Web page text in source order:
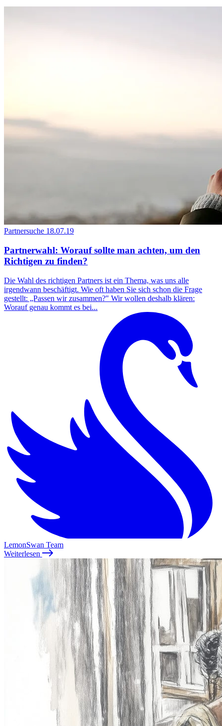
Partnersuche 18.07.19
Partnerwahl: Worauf sollte man achten, um den
Richtigen zu finden?
Die Wahl des richtigen Partners ist ein Thema, was uns alle
irgendwann beschäftigt. Wie oft haben Sie sich schon die Frage
gestellt: „Passen wir zusammen?" Wir wollen deshalb klären:
Worauf genau kommt es bei...
LemonSwan Team
Weiterlesen